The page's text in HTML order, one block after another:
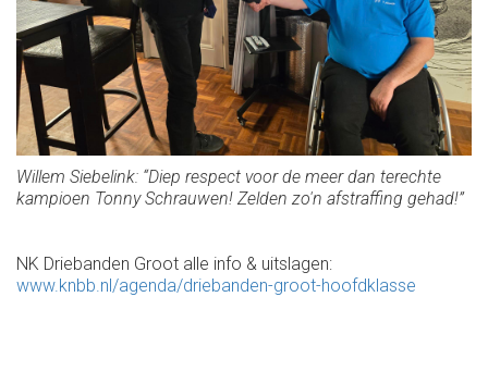
Willem Siebelink: “Diep respect voor de meer dan terechte
kampioen Tonny Schrauwen! Zelden zo'n afstraffing gehad!”
NK Driebanden Groot alle info & uitslagen:
www.knbb.nl/agenda/driebanden-groot-hoofdklasse